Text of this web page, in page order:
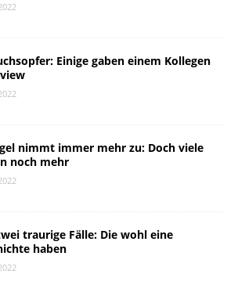
Einige gaben einem Kollegen
nimmt immer mehr zu: Doch viele
noch mehr
traurige Fälle: Die wohl eine
haben